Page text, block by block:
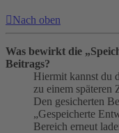
Nach oben
Was bewirkt die
Beitrags?
Hiermit kannst du
zu einem späteren
Den gesicherten
„Gespeicherte
Bereich erneut